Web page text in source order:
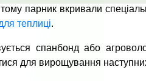
парник вкривали
теплиці.
спанбонд або
для вирощування